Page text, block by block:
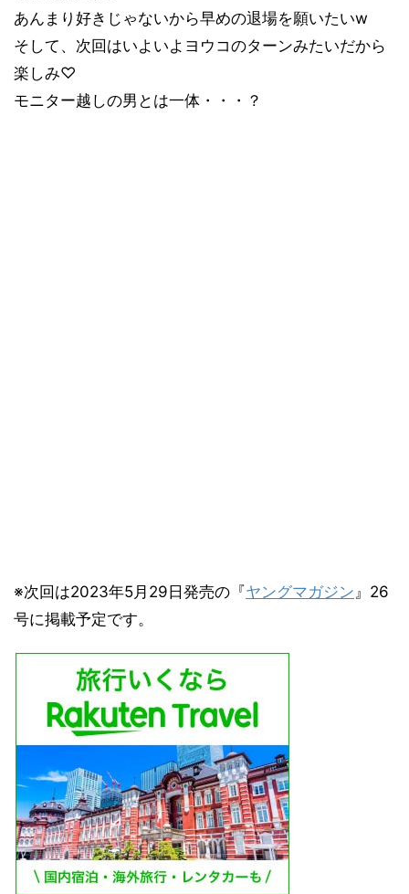
あんまり好きじゃないから早めの退場を願いたいw
そして、次回はいよいよヨウコのターンみたいだから
楽しみ♡
モニター越しの男とは一体・・・？
※次回は2023年5月29日発売の『ヤングマガジン』26
号に掲載予定です。